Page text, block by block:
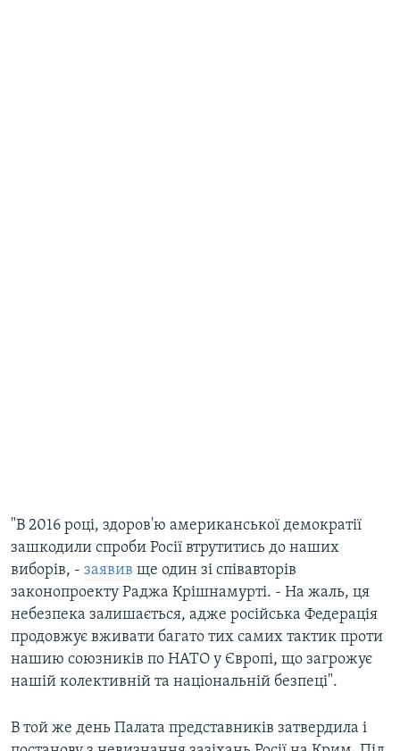
"В 2016 році, здоров'ю американської демократії
зашкодили спроби Росії втрутитись до наших
виборів, - заявив ще один зі співавторів
законопроекту Раджа Крішнамурті. - На жаль, ця
небезпека залишається, адже російська Федерація
продовжує вживати багато тих самих тактик проти
нашию союзників по НАТО у Європі, що загрожує
нашій колективній та національній безпеці".
В той же день Палата представників затвердила і